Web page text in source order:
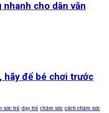
cho dân văn
hãy để bé chơi trước
sóc trẻ dạy trẻ chăm sóc cách chăm sóc